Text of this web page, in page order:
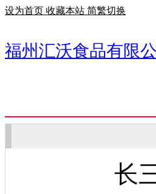
设为首页 收藏本站 简繁切换
福州汇沃食品有限
长